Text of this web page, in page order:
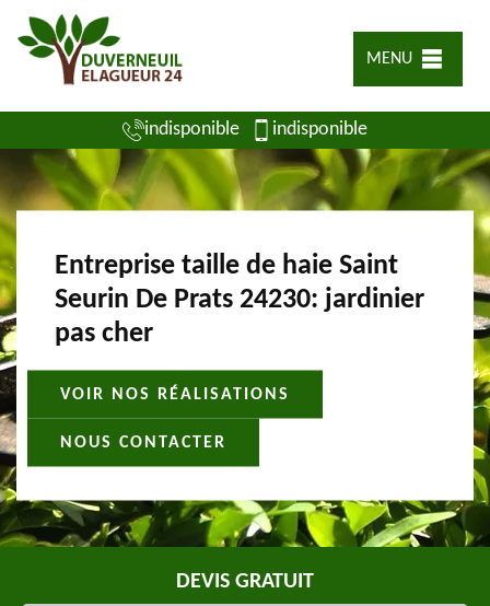
MENU
indisponible indisponible
Entreprise taille de haie Saint
Seurin De Prats 24230: jardinier
pas cher
VOIR NOS RÉALISATIONS
NOUS CONTACTER
DEVIS GRATUIT